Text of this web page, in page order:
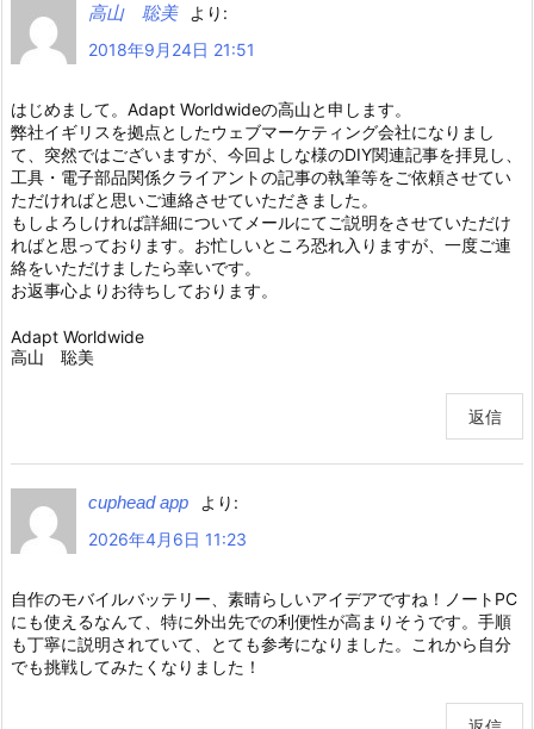
高山 聡美
より:
2018年9月24日 21:51
はじめまして。Adapt Worldwideの高山と申します。
弊社イギリスを拠点としたウェブマーケティング会社になりまし
て、突然ではございますが、今回よしな様のDIY関連記事を拝見し、
工具・電子部品関係クライアントの記事の執筆等をご依頼させてい
ただければと思いご連絡させていただきました。
もしよろしければ詳細についてメールにてご説明をさせていただけ
ればと思っております。お忙しいところ恐れ入りますが、一度ご連
絡をいただけましたら幸いです。
お返事心よりお待ちしております。
Adapt Worldwide
高山 聡美
返信
cuphead app
より:
2026年4月6日 11:23
自作のモバイルバッテリー、素晴らしいアイデアですね！ノートPC
にも使えるなんて、特に外出先での利便性が高まりそうです。手順
も丁寧に説明されていて、とても参考になりました。これから自分
でも挑戦してみたくなりました！